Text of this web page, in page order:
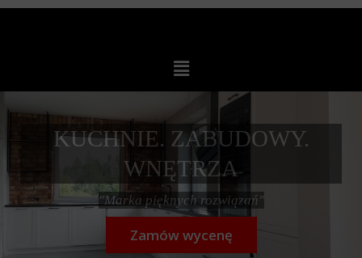
KUCHNIE. ZABUDOWY.
WNĘTRZA
"Marka pięknych rozwiązań"
Zamów wycenę